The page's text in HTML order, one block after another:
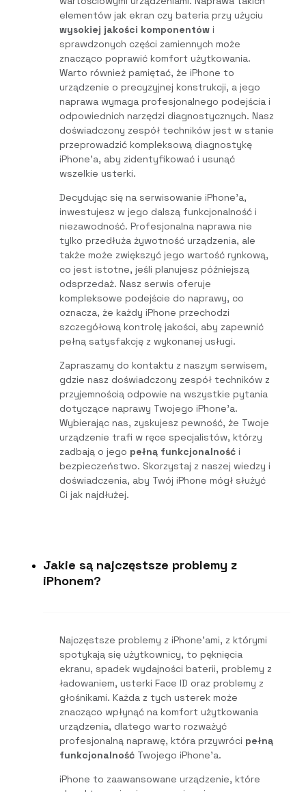
elementów jak ekran czy bateria przy użyciu
wysokiej jakości komponentów i
sprawdzonych części zamiennych może
znacząco poprawić komfort użytkowania.
Warto również pamiętać, że iPhone to
urządzenie o precyzyjnej konstrukcji, a jego
naprawa wymaga profesjonalnego podejścia i
odpowiednich narzędzi diagnostycznych. Nasz
doświadczony zespół techników jest w stanie
przeprowadzić kompleksową diagnostykę
iPhone’a, aby zidentyfikować i usunąć
wszelkie usterki.
Decydując się na serwisowanie iPhone’a,
inwestujesz w jego dalszą funkcjonalność i
niezawodność. Profesjonalna naprawa nie
tylko przedłuża żywotność urządzenia, ale
także może zwiększyć jego wartość rynkową,
co jest istotne, jeśli planujesz późniejszą
odsprzedaż. Nasz serwis oferuje
kompleksowe podejście do naprawy, co
oznacza, że każdy iPhone przechodzi
szczegółową kontrolę jakości, aby zapewnić
pełną satysfakcję z wykonanej usługi.
Zapraszamy do kontaktu z naszym serwisem,
gdzie nasz doświadczony zespół techników z
przyjemnością odpowie na wszystkie pytania
dotyczące naprawy Twojego iPhone’a.
Wybierając nas, zyskujesz pewność, że Twoje
urządzenie trafi w ręce specjalistów, którzy
zadbają o jego pełną funkcjonalność i
bezpieczeństwo. Skorzystaj z naszej wiedzy i
doświadczenia, aby Twój iPhone mógł służyć
Ci jak najdłużej.
Jakie są najczęstsze problemy z
iPhonem?
Najczęstsze problemy z iPhone’ami, z którymi
spotykają się użytkownicy, to pęknięcia
ekranu, spadek wydajności baterii, problemy z
ładowaniem, usterki Face ID oraz problemy z
głośnikami. Każda z tych usterek może
znacząco wpłynąć na komfort użytkowania
urządzenia, dlatego warto rozważyć
profesjonalną naprawę, która przywróci pełną
funkcjonalność Twojego iPhone’a.
iPhone to zaawansowane urządzenie, które